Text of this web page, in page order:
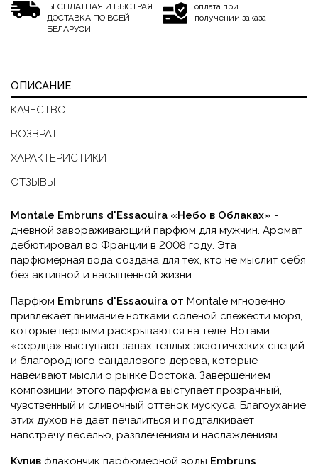
БЕСПЛАТНАЯ И БЫСТРАЯ
ДОСТАВКА ПО ВСЕЙ
БЕЛАРУСИ
оплата при
получении заказа
ОПИСАНИЕ
КАЧЕСТВО
ВОЗВРАТ
ХАРАКТЕРИСТИКИ
ОТЗЫВЫ
Montale Embruns d'Essaouira «Небо в Облаках» -
дневной завораживающий парфюм для мужчин. Аромат
дебютировал во Франции в 2008 году. Эта
парфюмерная вода создана для тех, кто не мыслит себя
без активной и насыщенной жизни.
Парфюм Embruns d'Essaouira от Montale мгновенно
привлекает внимание нотками соленой свежести моря,
которые первыми раскрываются на теле. Нотами
«сердца» выступают запах теплых экзотических специй
и благородного сандалового дерева, которые
навеивают мысли о рынке Востока. Завершением
композиции этого парфюма выступает прозрачный,
чувственный и сливочный оттенок мускуса. Благоухание
этих духов не дает печалиться и подталкивает
навстречу веселью, развлечениям и наслаждениям.
Купив флакончик парфюмерной воды Embruns